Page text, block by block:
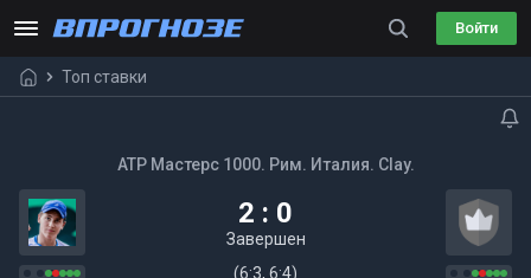
Войти
Топ ставки
ATP Мастерс 1000. Рим. Италия. Clay.
2 : 0
Завершен
(6:3, 6:4)